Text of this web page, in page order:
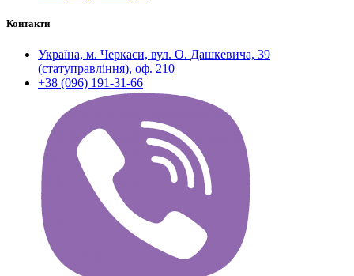
Контакти
Україна, м. Черкаси, вул. О. Дашкевича, 39
(статуправління), оф. 210
+38 (096) 191-31-66